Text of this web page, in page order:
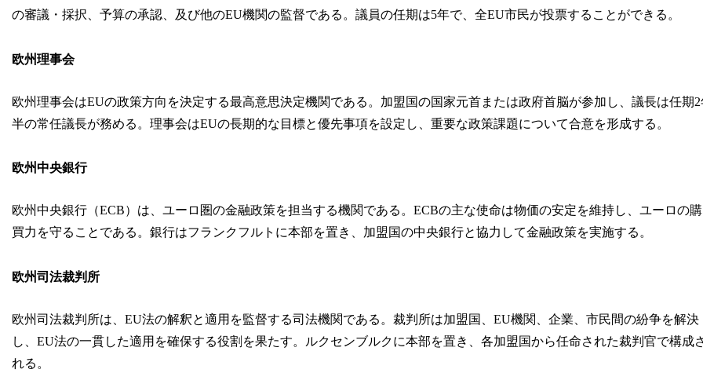
の審議・採択、予算の承認、及び他のEU機関の監督である。議員の任期は5年で、全EU市民が投票することができる。
欧州理事会
欧州理事会はEUの政策方向を決定する最高意思決定機関である。加盟国の国家元首または政府首脳が参加し、議長は任期2
半の常任議長が務める。理事会はEUの長期的な目標と優先事項を設定し、重要な政策課題について合意を形成する。
欧州中央銀行
欧州中央銀行（ECB）は、ユーロ圏の金融政策を担当する機関である。ECBの主な使命は物価の安定を維持し、ユーロの購
買力を守ることである。銀行はフランクフルトに本部を置き、加盟国の中央銀行と協力して金融政策を実施する。
欧州司法裁判所
欧州司法裁判所は、EU法の解釈と適用を監督する司法機関である。裁判所は加盟国、EU機関、企業、市民間の紛争を解決
し、EU法の一貫した適用を確保する役割を果たす。ルクセンブルクに本部を置き、各加盟国から任命された裁判官で構成
れる。